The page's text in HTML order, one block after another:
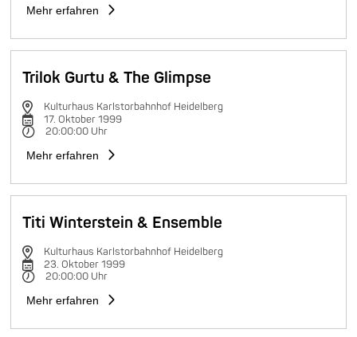
Mehr erfahren
Trilok Gurtu & The Glimpse
Kulturhaus Karlstorbahnhof Heidelberg
17. Oktober 1999
20:00:00 Uhr
Mehr erfahren
Titi Winterstein & Ensemble
Kulturhaus Karlstorbahnhof Heidelberg
23. Oktober 1999
20:00:00 Uhr
Mehr erfahren